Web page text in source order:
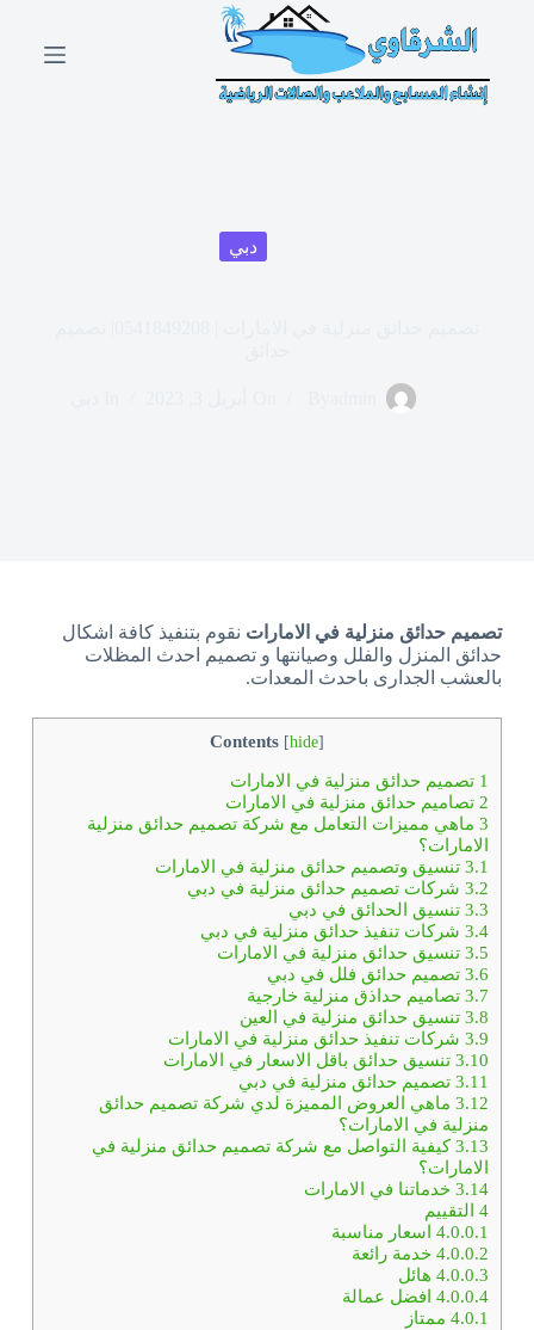
دبي
تصميم حدائق منزلية في الامارات نقوم بتنفيذ كافة اشكال
حدائق المنزل والفلل وصيانتها و تصميم احدث المظلات
بالعشب الجدارى باحدث المعدات.
Contents [hide]
1 تصميم حدائق منزلية في الامارات
2 تصاميم حدائق منزلية في الامارات
3ماهي مميزات التعامل مع شركة تصميم حدائق منزلية
الامارات؟
3.1تنسيق وتصميم حدائق منزلية في الامارات
3.2شركات تصميم حدائق منزلية في دبي
3.3تنسيق الحدائق في دبي
3.4شركات تنفيذ حدائق منزلية في دبي
3.5تنسيق حدائق منزلية في الامارات
3.6تصميم حدائق فلل في دبي
3.7تصاميم حداذق منزلية خارجية
3.8تنسيق حدائق منزلية في العين
3.9شركات تنفيذ حدائق منزلية في الامارات
3.10تنسيق حدائق باقل الاسعار في الامارات
3.11تصميم حدائق منزلية في دبي
3.12ماهي العروض المميزة لدي شركة تصميم حدائق
منزلية في الامارات؟
3.13كيفية التواصل مع شركة تصميم حدائق منزلية في
الامارات؟
3.14خدماتنا في الامارات
4التقييم
4.0.0.1اسعار مناسبة
4.0.0.2خدمة رائعة
4.0.0.3هائل
4.0.0.4افضل عمالة
4.0.1ممتاز